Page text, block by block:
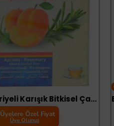
Kayısılı Biberiyeli Karışık Bitkisel Çay 45 Süzen Poşet
Üyelere Özel Fiyat
Üye Olunuz